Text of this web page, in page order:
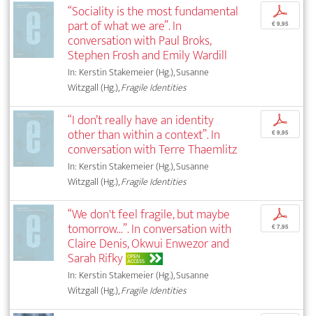
“Sociality is the most fundamental
part of what we are”. In
conversation with Paul Broks,
Stephen Frosh and Emily Wardill
In: Kerstin Stakemeier (Hg.), Susanne
Witzgall (Hg.),Fragile Identities
p
€ 9,95
“I don’t really have an identity
other than within a context”. In
conversation with Terre Thaemlitz
In: Kerstin Stakemeier (Hg.), Susanne
Witzgall (Hg.),Fragile Identities
p
€ 9,95
“We don't feel fragile, but maybe
tomorrow...”. In conversation with
Claire Denis, Okwui Enwezor and
Sarah Rifky OPEN
ACCESS
In: Kerstin Stakemeier (Hg.), Susanne
Witzgall (Hg.),Fragile Identities
p
€ 7,95